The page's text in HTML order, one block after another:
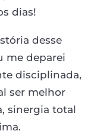
dias!
desse
me deparei
disciplinada,
ser melhor
sinergia total